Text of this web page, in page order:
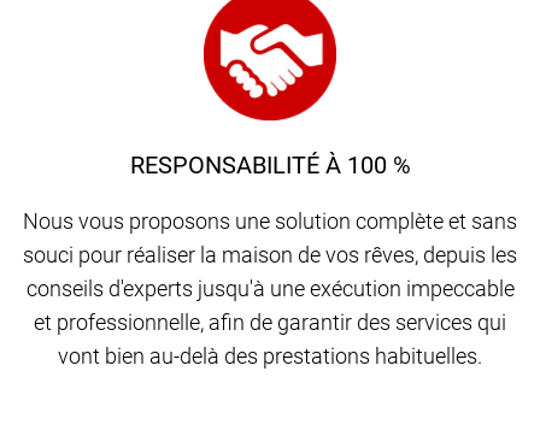
RESPONSABILITÉ À 100 %
Nous vous proposons une solution complète et sans
souci pour réaliser la maison de vos rêves, depuis les
conseils d'experts jusqu'à une exécution impeccable
et professionnelle, afin de garantir des services qui
vont bien au-delà des prestations habituelles.